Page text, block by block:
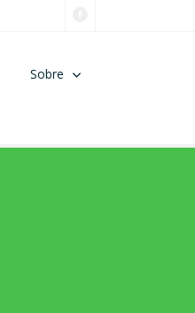
Sobre